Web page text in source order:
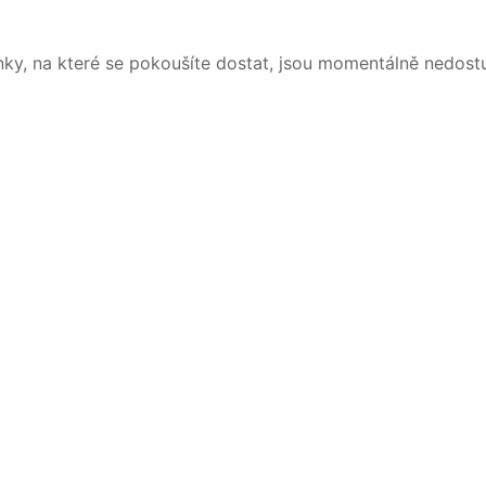
na které se pokoušíte dostat, jsou momentálně